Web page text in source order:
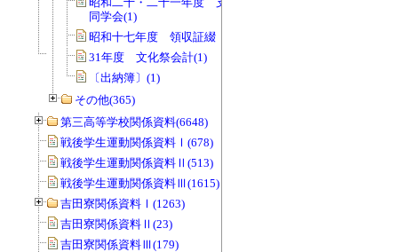
同学会(1)
昭和十七年度 領収証綴 同学会(1)
31年度 文化祭会計(1)
〔出納簿〕(1)
その他(365)
第三高等学校関係資料(6648)
戦後学生運動関係資料Ⅰ(678)
戦後学生運動関係資料Ⅱ(513)
戦後学生運動関係資料Ⅲ(1615)
吉田寮関係資料Ⅰ(1263)
吉田寮関係資料Ⅱ(23)
吉田寮関係資料Ⅲ(179)